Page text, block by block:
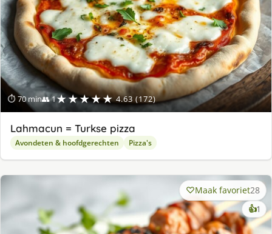
⏱ 70 min👥 1★★★★★ 4.63 (172)
Lahmacun = Turkse pizza
Avondeten & hoofdgerechten Pizza's
Maak favoriet28
👍1